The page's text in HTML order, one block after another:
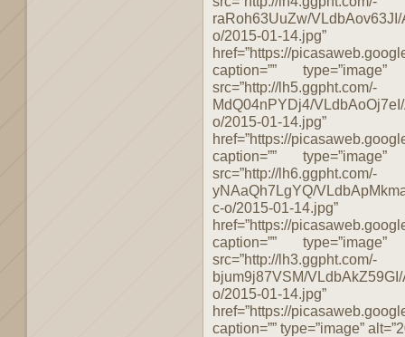
raRoh63UuZw/
o/2015-01-14.jpg”
href=”https://
caption=””
src=”http://lh5.ggpht.com/-
MdQ04nPYDj4/
o/2015-01-14.jpg”
href=”https://
caption=””
src=”http://lh6.ggpht.com/-
yNAaQh7LgYQ/
c-o/2015-01-14.jpg”
href=”https://
caption=””
src=”http://lh3.ggpht.com/-
bjum9j87VSM/
o/2015-01-14.jpg”
href=”https://
caption=”” type=”image”